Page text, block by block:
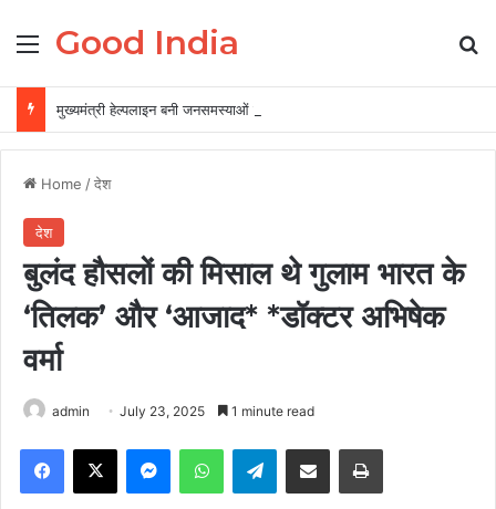
Menu
Good India
मुख्यमंत्री हेल्पलाइन बनी जनसमस्याओं के त्वरित समाधान की प्रभावी व्यवस्था
Home /देश
देश
बुलंद हौसलों की मिसाल थे गुलाम भारत के
‘तिलक’ और ‘आजाद* *डॉक्टर अभिषेक
वर्मा
admin July 23, 2025 1 minute read
Facebook
X MessengerWhatsAppTelegramShare via Email Print